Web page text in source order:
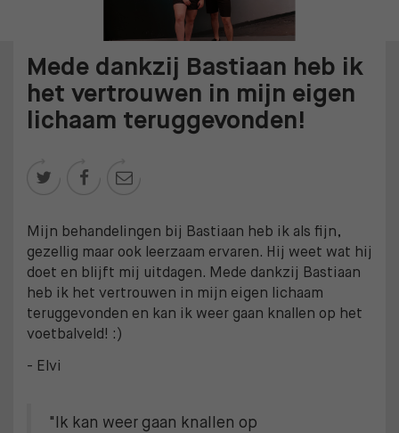
Mede dankzij Bastiaan heb ik
het vertrouwen in mijn eigen
lichaam teruggevonden!
  
Mijn behandelingen bij Bastiaan heb ik als fijn,
gezellig maar ook leerzaam ervaren. Hij weet wat hij
doet en blijft mij uitdagen. Mede dankzij Bastiaan
heb ik het vertrouwen in mijn eigen lichaam
teruggevonden en kan ik weer gaan knallen op het
voetbalveld! :)
- Elvi
"Ik kan weer gaan knallen op